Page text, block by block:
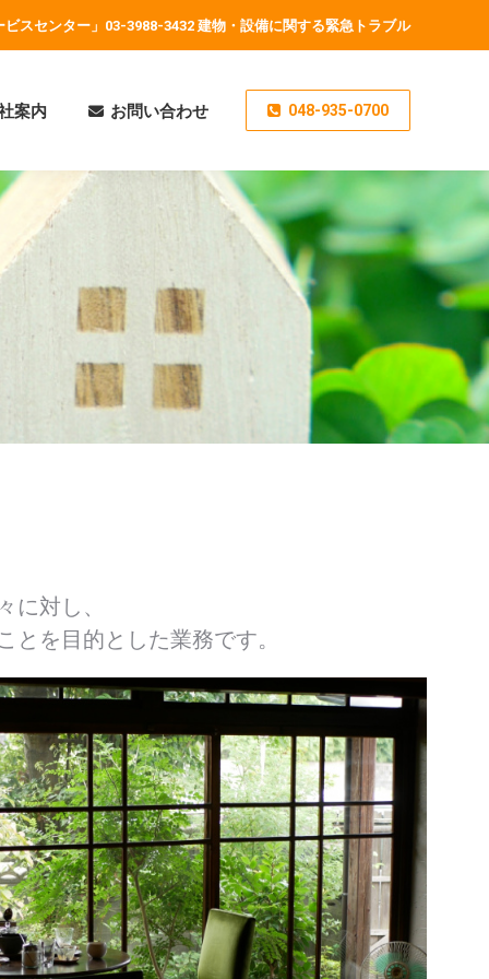
スセンター」03-3988-3432 建物・設備に関する緊急トラブル
案内 お問い合わせ 048-935-0700
対し、
を目的とした業務です。